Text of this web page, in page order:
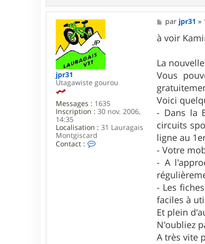
t
a
c
t
e
r
p
h
l
p
p
e
3
jpr31
Utagawiste gourou
Messages : 1635
Inscription : 30 nov. 2006,
14:35
Localisation : 31 Lauragais
Montgiscard
Contact :
M
e
s
s
g
e
par jpr31 »
à voir
La
Vous
Voici
- Dans la
circuits
ligne au
- Votre
- A
- Les
faciles à
Et plein
N'oubliez
A très vite